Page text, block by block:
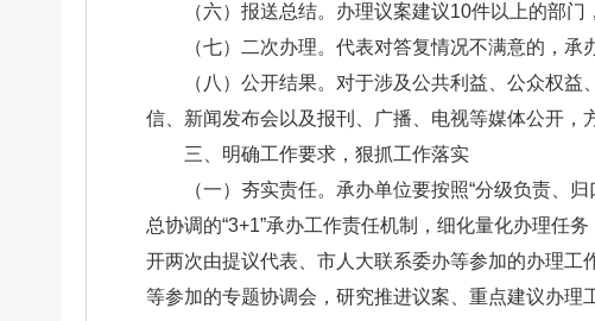
（六）报送总结。办理议案建议10件以上的部
（七）二次办理。代表对答复情况不满意的，
（八）公开结果。对于涉及公共利益、公众权
信、新闻发布会以及报刊、广播、电视等媒体公开，
三、明确工作要求，狠抓工作落实
（一）夯实责任。承办单位要按照“分级负责、
总协调的“3+1”承办工作责任机制，细化量化办理任
开两次由提议代表、市人大联系委办等参加的办理
等参加的专题协调会，研究推进议案、重点建议办理